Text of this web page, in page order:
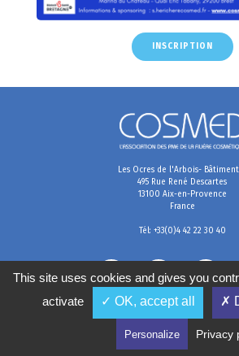
INSCRIPTION
Les Ocres de l'Arbois-
495 Rue René Descartes
13100 Aix-en-Provence
France
Tél: +33(0)4 42 22 30 40
Conditions générales de vente Politique de
This site uses cookies and gives you
activate
✓ OK, accept all ✗
Personalize Privacy